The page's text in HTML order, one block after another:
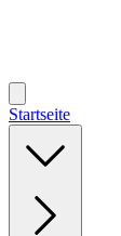
Startseite